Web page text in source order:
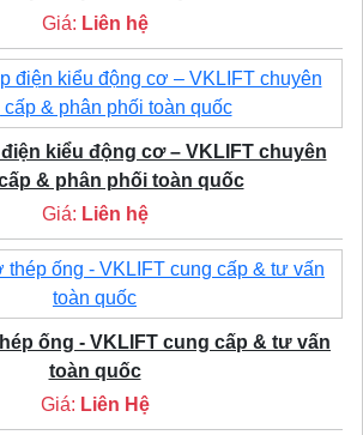
Giá: Liên hệ
kiểu động cơ – VKLIFT chuyên
& phân phối toàn quốc
Giá: Liên hệ
ống - VKLIFT cung cấp & tư vấn
toàn quốc
Giá: Liên Hệ